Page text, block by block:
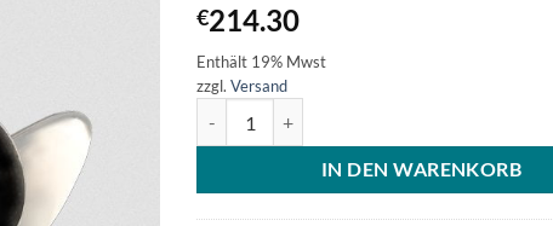
€214.30
Enthält 19% Mwst
zzgl.Versand
IN DEN WARENKORB